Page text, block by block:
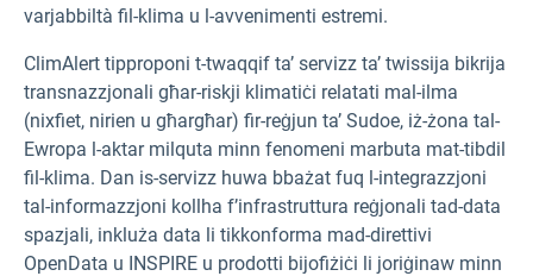
varjabbiltà fil-klima u l-avvenimenti estremi.
ClimAlert tipproponi t-twaqqif ta’ servizz ta’ twissija bikrija
transnazzjonali għar-riskji klimatiċi relatati mal-ilma
(nixfiet, nirien u għargħar) fir-reġjun ta’ Sudoe, iż-żona tal-
Ewropa l-aktar milquta minn fenomeni marbuta mat-tibdil
fil-klima. Dan is-servizz huwa bbażat fuq l-integrazzjoni
tal-informazzjoni kollha f’infrastruttura reġjonali tad-data
spazjali, inkluża data li tikkonforma mad-direttivi
OpenData u INSPIRE u prodotti bijofiżiċi li joriġinaw minn